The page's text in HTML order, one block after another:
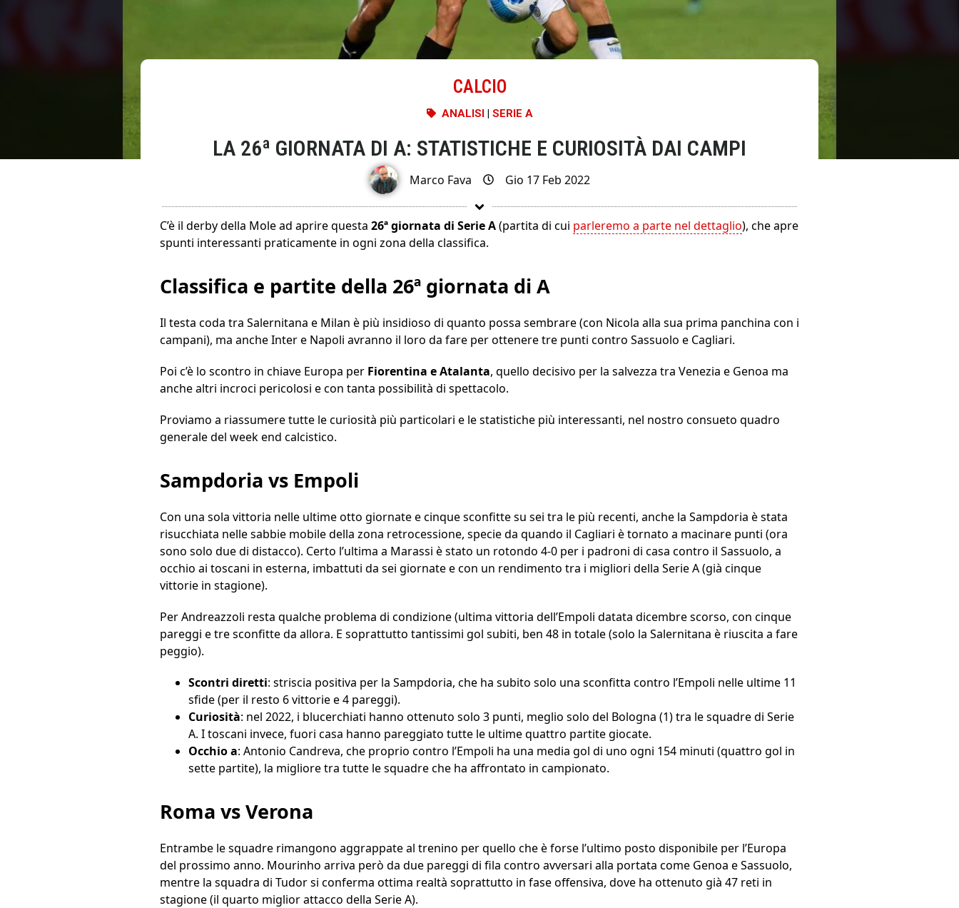
CALCIO
ANALISI| SERIE A
LA 26ª GIORNATA DI A: STATISTICHE E CURIOSITÀ DAI CAMPI
Marco Fava Gio 17 Feb 2022
C’è il derby della Mole ad aprire questa 26ª giornata di Serie A(partita di cui parleremo a parte nel dettaglio), che apre
spunti interessanti praticamente in ogni zona della classifica.
Classifica e partite della 26ª giornata di A
Il testa coda tra Salernitana e Milan è più insidioso di quanto possa sembrare (con Nicola alla sua prima panchina con i
campani), ma anche Inter e Napoli avranno il loro da fare per ottenere tre punti contro Sassuolo e Cagliari.
Poi c’è lo scontro in chiave Europa per Fiorentina e Atalanta, quello decisivo per la salvezza tra Venezia e Genoa ma
anche altri incroci pericolosi e con tanta possibilità di spettacolo.
Proviamo a riassumere tutte le curiosità più particolari e le statistiche più interessanti, nel nostro consueto quadro
generale del week end calcistico.
Sampdoria vs Empoli
Con una sola vittoria nelle ultime otto giornate e cinque sconfitte su sei tra le più recenti, anche la Sampdoria è stata
risucchiata nelle sabbie mobile della zona retrocessione, specie da quando il Cagliari è tornato a macinare punti (ora
sono solo due di distacco). Certo l’ultima a Marassi è stato un rotondo 4-0 per i padroni di casa contro il Sassuolo, a
occhio ai toscani in esterna, imbattuti da sei giornate e con un rendimento tra i migliori della Serie A (già cinque
vittorie in stagione).
Per Andreazzoli resta qualche problema di condizione (ultima vittoria dell’Empoli datata dicembre scorso, con cinque
pareggi e tre sconfitte da allora. E soprattutto tantissimi gol subiti, ben 48 in totale (solo la Salernitana è riuscita a fare
peggio).
Scontri diretti: striscia positiva per la Sampdoria, che ha subito solo una sconfitta contro l’Empoli nelle ultime 11
sfide (per il resto 6 vittorie e 4 pareggi).
Curiosità: nel 2022, i blucerchiati hanno ottenuto solo 3 punti, meglio solo del Bologna (1) tra le squadre di Serie
A. I toscani invece, fuori casa hanno pareggiato tutte le ultime quattro partite giocate.
Occhio a: Antonio Candreva, che proprio contro l’Empoli ha una media gol di uno ogni 154 minuti (quattro gol in
sette partite), la migliore tra tutte le squadre che ha affrontato in campionato.
Roma vs Verona
Entrambe le squadre rimangono aggrappate al trenino per quello che è forse l’ultimo posto disponibile per l’Europa
del prossimo anno. Mourinho arriva però da due pareggi di fila contro avversari alla portata come Genoa e Sassuolo,
mentre la squadra di Tudor si conferma ottima realtà soprattutto in fase offensiva, dove ha ottenuto già 47 reti in
stagione (il quarto miglior attacco della Serie A).